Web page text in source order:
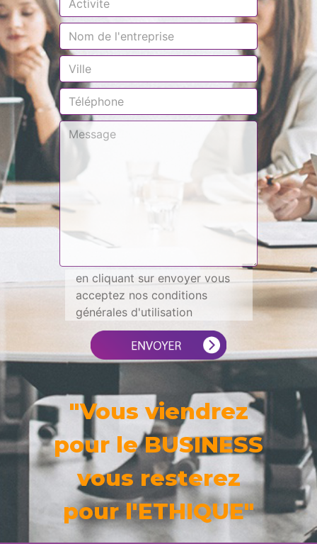
en cliquant sur envoyer vous
acceptez nos conditions
générales d'utilisation
"Vous viendrez
pour le BUSINESS
vous resterez
pour l'ETHIQUE"